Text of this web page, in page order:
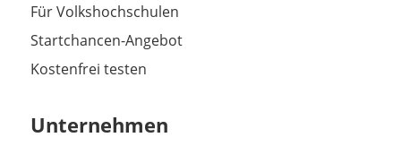
Für Volkshochschulen
Startchancen-Angebot
Kostenfrei testen
Unternehmen